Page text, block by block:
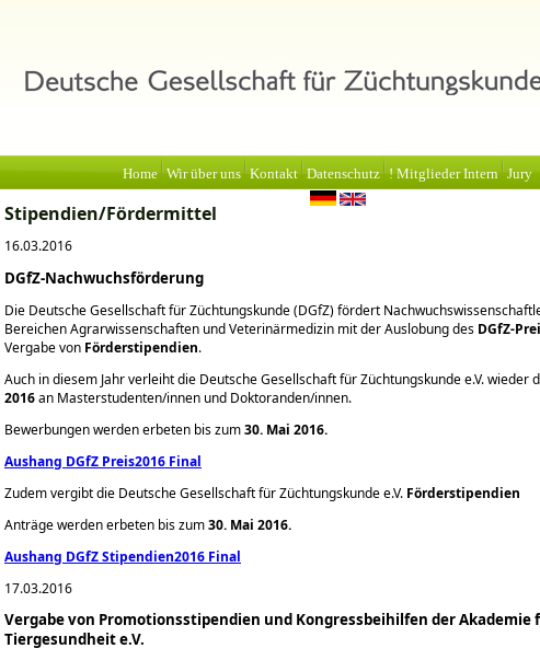
Home Wir über uns Kontakt Datenschutz ! Mitglieder Intern Jury
Stipendien/Fördermittel
16.03.2016
DGfZ-Nachwuchsförderung
Die Deutsche Gesellschaft für Züchtungskunde (DGfZ) fördert
Bereichen Agrarwissenschaften und Veterinärmedizin mit der Auslobung des DGfZ-
Vergabe von Förderstipendien.
Auch in diesem Jahr verleiht die Deutsche Gesellschaft für Züchtungskunde e.V. wieder
2016an Masterstudenten/innen und Doktoranden/innen.
Bewerbungen werden erbeten bis zum30. Mai 2016.
Aushang DGfZ Preis2016 Final
Zudem vergibt die Deutsche Gesellschaft für Züchtungskunde e.V. Förderstipendien
Anträge werden erbeten bis zum30. Mai 2016.
Aushang DGfZ Stipendien2016 Final
17.03.2016
Vergabe von Promotionsstipendien und Kongressbeihilfen der Akademie
Tiergesundheit e.V.